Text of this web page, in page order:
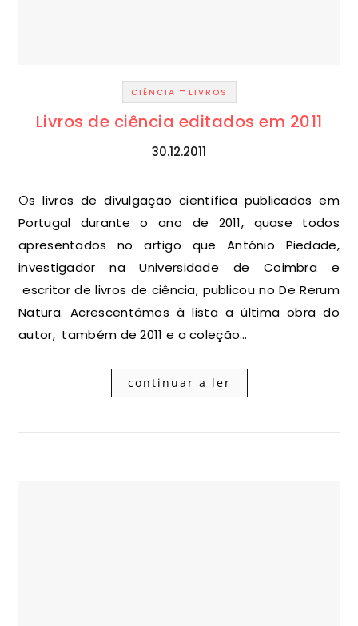
CIÊNCIA - LIVROS
Livros de ciência editados em 2011
30.12.2011
Os livros de divulgação científica publicados em
Portugal durante o ano de 2011, quase todos
apresentados no artigo que António Piedade,
investigador na Universidade de Coimbra e
escritor de livros de ciência, publicou no De Rerum
Natura. Acrescentámos à lista a última obra do
autor, também de 2011 e a coleção…
continuar a ler